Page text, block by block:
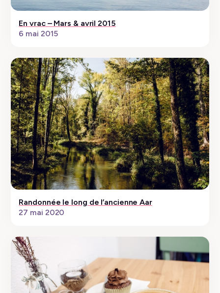
En vrac – Mars & avril 2015
6 mai 2015
Randonnée le long de l’ancienne Aar
27 mai 2020